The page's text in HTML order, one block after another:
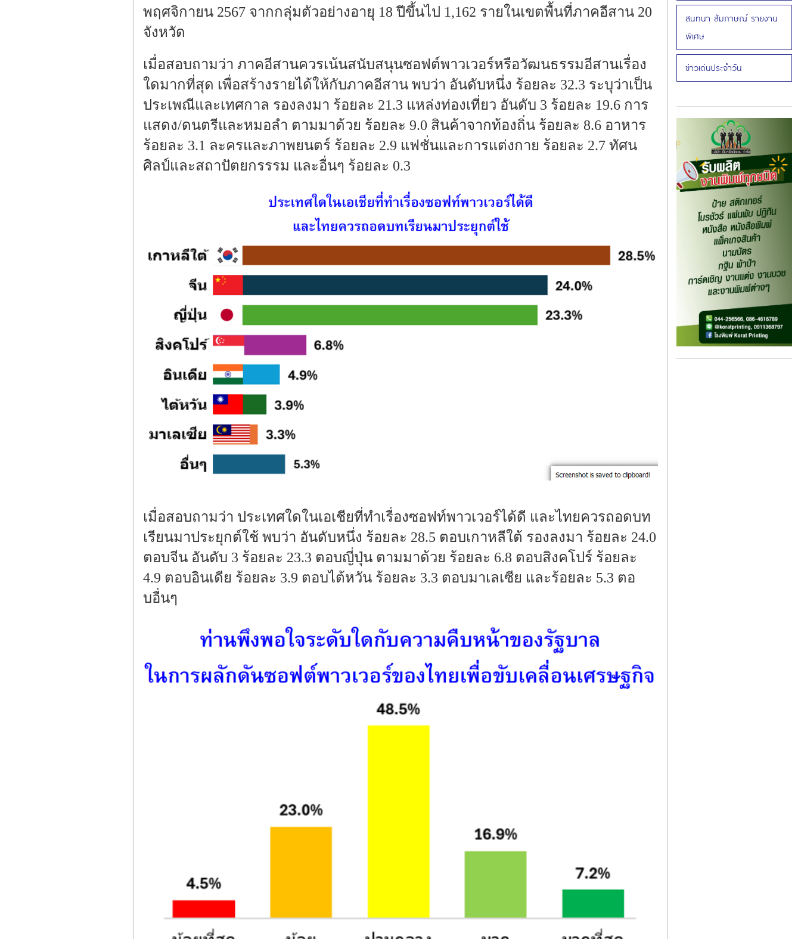
พฤศจิกายน 2567 จากกลุ่มตัวอย่างอายุ 18 ปีขึ้นไป 1,162 รายในเขตพื้นที่ภาคอีสาน 20
จังหวัด
เมื่อสอบถามว่า ภาคอีสานควรเน้นสนับสนุนซอฟต์พาวเวอร์หรือวัฒนธรรมอีสานเรื่อง
ใดมากที่สุด เพื่อสร้างรายได้ให้กับภาคอีสาน พบว่า อันดับหนึ่ง ร้อยละ 32.3 ระบุว่าเป็น
ประเพณีและเทศกาล รองลงมา ร้อยละ 21.3 แหล่งท่องเที่ยว อันดับ 3 ร้อยละ 19.6 การ
แสดง/ดนตรีและหมอลำ ตามมาด้วย ร้อยละ 9.0 สินค้าจากท้องถิ่น ร้อยละ 8.6 อาหาร
ร้อยละ 3.1 ละครและภาพยนตร์ ร้อยละ 2.9 แฟชั่นและการแต่งกาย ร้อยละ 2.7 ทัศน
ศิลป์และสถาปัตยกรรรม และอื่นๆ ร้อยละ 0.3
เมื่อสอบถามว่า ประเทศใดในเอเชียที่ทำเรื่องซอฟท์พาวเวอร์ได้ดี และไทยควรถอดบท
เรียนมาประยุกต์ใช้ พบว่า อันดับหนึ่ง ร้อยละ 28.5 ตอบเกาหลีใต้ รองลงมา ร้อยละ 24.0
ตอบจีน อันดับ 3 ร้อยละ 23.3 ตอบญี่ปุ่น ตามมาด้วย ร้อยละ 6.8 ตอบสิงคโปร์ ร้อยละ
4.9 ตอบอินเดีย ร้อยละ 3.9 ตอบไต้หวัน ร้อยละ 3.3 ตอบมาเลเซีย และร้อยละ 5.3 ตอ
บอื่นๆ
สนทนา สัมภาษณ์ รายงาน
พิเศษ
ข่าวเด่นประจำวัน